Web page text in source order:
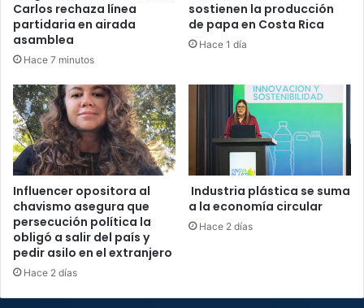
Carlos rechaza línea
partidaria en airada
asamblea
Hace 7 minutos
sostienen la producción
de papa en Costa Rica
Hace 1 día
Influencer opositora al
chavismo asegura que
persecución política la
obligó a salir del país y
pedir asilo en el extranjero
Hace 2 días
Industria plástica se suma
a la economía circular
Hace 2 días